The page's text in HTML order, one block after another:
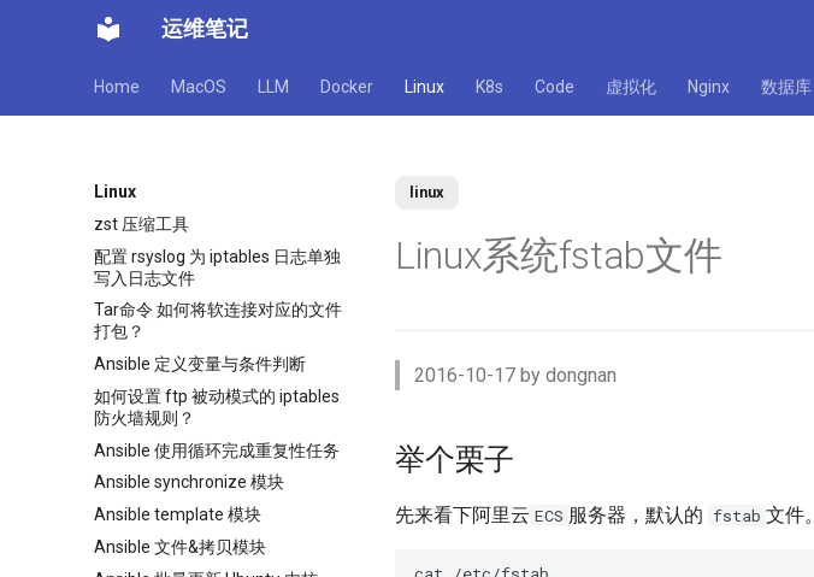
运维笔记
Home MacOS LLM Docker Linux K8s Code 虚拟化 Nginx 数据库
Linux
zst 压缩工具
配置 rsyslog 为 iptables 日志单独
写入日志文件
Tar命令 如何将软连接对应的文件
打包？
Ansible 定义变量与条件判断
如何设置 ftp 被动模式的 iptables
防火墙规则？
Ansible 使用循环完成重复性任务
Ansible synchronize 模块
Ansible template 模块
Ansible 文件&拷贝模块
linux
Linux系统fstab文件
2016-10-17 by dongnan
举个栗子
先来看下阿里云 ECS 服务器，默认的 fstab 文件。